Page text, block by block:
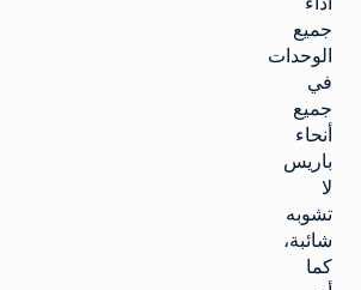
جميع
الوحدات
في
جميع
أنحاء
باريس
لا
تشوبه
شائبة،
كما